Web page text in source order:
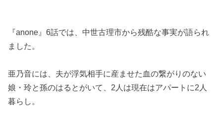
『anone』6話では、中世古理市から残酷な事実が語られ
ました。
亜乃音には、夫が浮気相手に産ませた血の繋がりのない
娘・玲と孫のはるとがいて、2人は現在はアパートに2人
暮らし。